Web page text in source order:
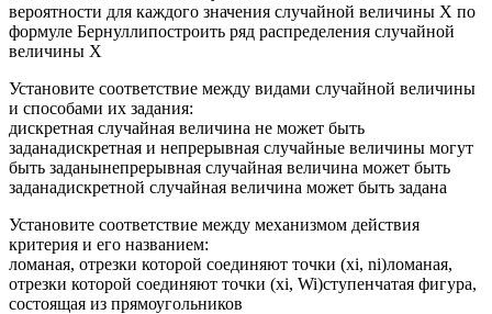
вероятности для каждого значения случайной величины X по
формуле Бернуллипостроить ряд распределения случайной
величины X
Установите соответствие между видами случайной величины
и способами их задания:
дискретная случайная величина не может быть
заданадискретная и непрерывная случайные величины могут
быть заданынепрерывная случайная величина может быть
заданадискретной случайная величина может быть задана
Установите соответствие между механизмом действия
критерия и его названием:
ломаная, отрезки которой соединяют точки (хi, ni)ломаная,
отрезки которой соединяют точки (хi, Wi)ступенчатая фигура,
состоящая из прямоугольников